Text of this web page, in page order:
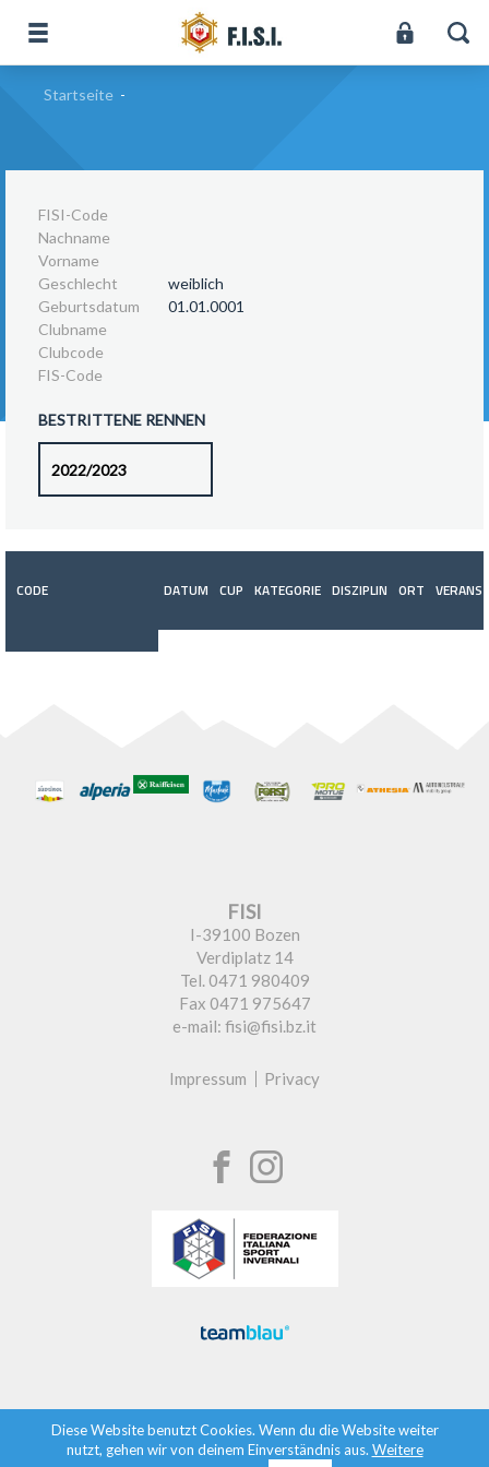
Startseite -
FISI-Code
Nachname
Vorname
Geschlecht
weiblich
Geburtsdatum
01.01.0001
Clubname
Clubcode
FIS-Code
BESTRITTENE RENNEN
CODE DATUM CUP KATEGORIE DISZIPLIN ORT
FISI
I-39100 Bozen
Verdiplatz 14
Tel. 0471 980409
Fax 0471 975647
e-mail: fisi@fisi.bz.it
Impressum Privacy
Diese Website benutzt Cookies. Wenn du die Website weiter
nutzt, gehen wir von deinem Einverständnis aus. Weitere